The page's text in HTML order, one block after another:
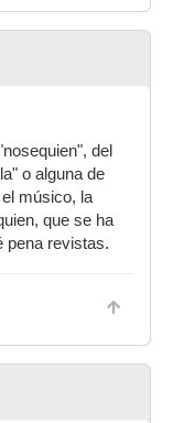
del
o alguna de
músico, la
que se ha
pena revistas.